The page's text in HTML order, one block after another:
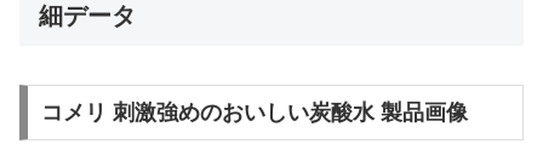
細データ
コメリ 刺激強めのおいしい炭酸水 製品画像